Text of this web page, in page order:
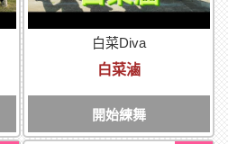
白菜Diva
白菜滷
開始練舞